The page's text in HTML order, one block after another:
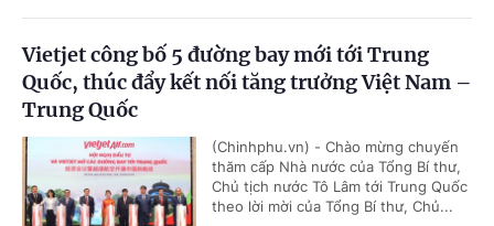
Vietjet công bố 5 đường bay mới tới Trung
Quốc, thúc đẩy kết nối tăng trưởng Việt Nam –
Trung Quốc
(Chinhphu.vn) - Chào mừng chuyến
thăm cấp Nhà nước của Tổng Bí thư,
Chủ tịch nước Tô Lâm tới Trung Quốc
theo lời mời của Tổng Bí thư, Chủ...